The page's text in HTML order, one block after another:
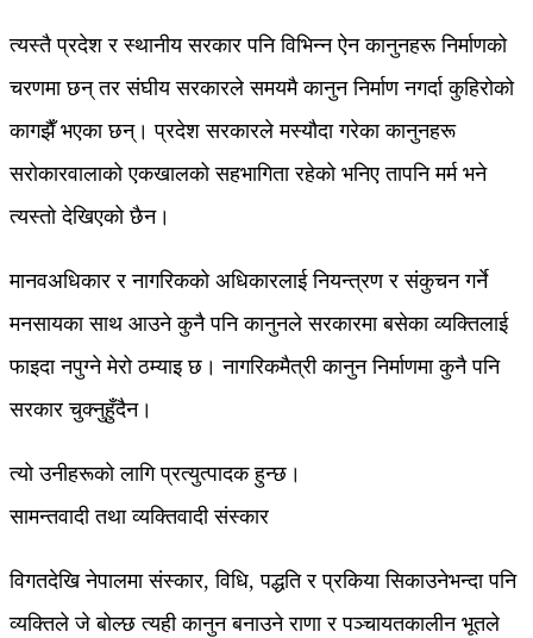
त्यस्तै प्रदेश र स्थानीय सरकार पनि विभिन्न ऐन कानुनहरू निर्माणको
चरणमा छन् तर संघीय सरकारले समयमै कानुन निर्माण नगर्दा कुहिरोको
कागझैँ भएका छन्। प्रदेश सरकारले मस्यौदा गरेका कानुनहरू
सरोकारवालाको एकखालको सहभागिता रहेको भनिए तापनि मर्म भने
त्यस्तो देखिएको छैन।
मानवअधिकार र नागरिकको अधिकारलाई नियन्त्रण र संकुचन गर्ने
मनसायका साथ आउने कुनै पनि कानुनले सरकारमा बसेका व्यक्तिलाई
फाइदा नपुग्ने मेरो ठम्याइ छ। नागरिकमैत्री कानुन निर्माणमा कुनै पनि
सरकार चुक्नुहुँदैन।
त्यो उनीहरूको लागि प्रत्युत्पादक हुन्छ।
सामन्तवादी तथा व्यक्तिवादी संस्कार
विगतदेखि नेपालमा संस्कार, विधि, पद्धति र प्रकिया सिकाउनेभन्दा पनि
व्यक्तिले जे बोल्छ त्यही कानुन बनाउने राणा र पञ्चायतकालीन भूतले